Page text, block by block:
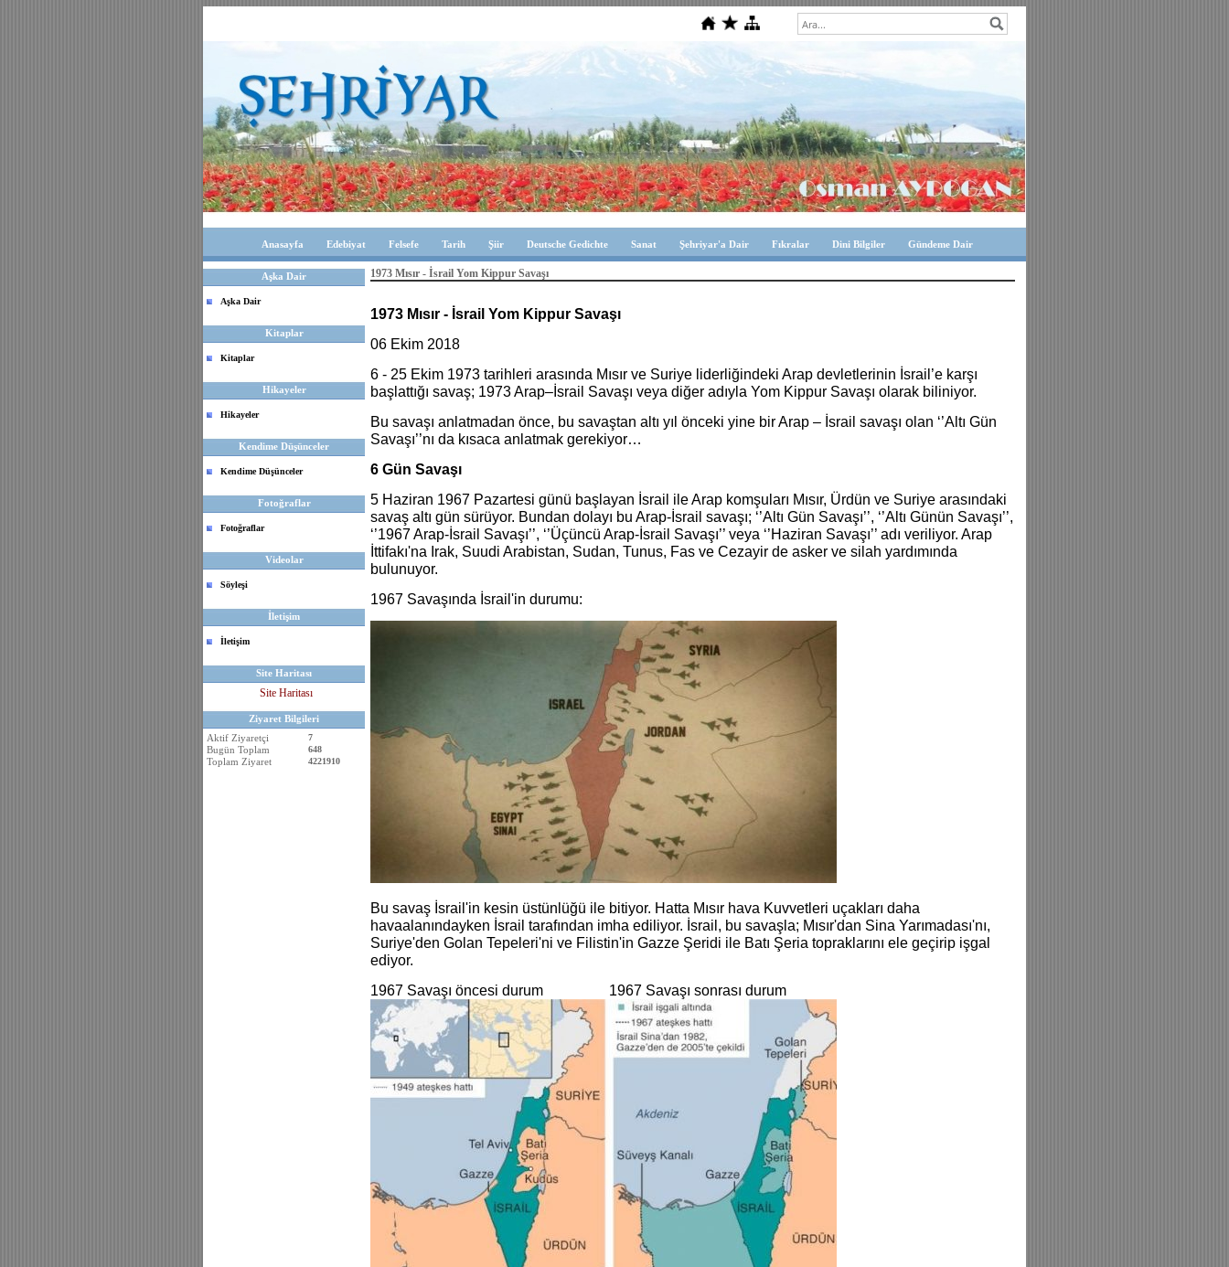
Anasayfa Edebiyat Felsefe Tarih Şiir Deutsche Gedichte Sanat Şehriyar'a Dair Fıkralar Dini Bilgiler Gündeme Dair
Aşka Dair
Aşka Dair
Kitaplar
Kitaplar
Hikayeler
Hikayeler
Kendime Düşünceler
Kendime Düşünceler
Fotoğraflar
Fotoğraflar
Videolar
Söyleşi
İletişim
İletişim
Site Haritası
Site Haritası
Ziyaret Bilgileri
Aktif Ziyaretçi
7
Bugün Toplam 648
Toplam Ziyaret 4221910
1973 Mısır - İsrail Yom Kippur Savaşı
1973 Mısır - İsrail Yom Kippur Savaşı
06 Ekim 2018
6 - 25 Ekim 1973 tarihleri arasında Mısır ve Suriye liderliğindeki Arap devletlerinin İsrail’e karşı
başlattığı savaş; 1973 Arap–İsrail Savaşı veya diğer adıyla Yom Kippur Savaşı olarak biliniyor.
Bu savaşı anlatmadan önce, bu savaştan altı yıl önceki yine bir Arap – İsrail savaşı olan ‘’Altı Gün
Savaşı’’nı da kısaca anlatmak gerekiyor…
6 Gün Savaşı
5 Haziran 1967 Pazartesi günü başlayan İsrail ile Arap komşuları Mısır, Ürdün ve Suriye arasındaki
savaş altı gün sürüyor. Bundan dolayı bu Arap-İsrail savaşı; ‘’Altı Gün Savaşı’’, ‘’Altı Günün Savaşı’’,
‘’1967 Arap-İsrail Savaşı’’, ‘’Üçüncü Arap-İsrail Savaşı’’ veya ‘’Haziran Savaşı’’ adı veriliyor. Arap
İttifakı'na Irak, Suudi Arabistan, Sudan, Tunus, Fas ve Cezayir de asker ve silah yardımında
bulunuyor.
1967 Savaşında İsrail'in durumu:
Bu savaş İsrail'in kesin üstünlüğü ile bitiyor. Hatta Mısır hava Kuvvetleri uçakları daha
havaalanındayken İsrail tarafından imha ediliyor. İsrail, bu savaşla; Mısır'dan Sina Yarımadası'nı,
Suriye'den Golan Tepeleri'ni ve Filistin'in Gazze Şeridi ile Batı Şeria topraklarını ele geçirip işgal
ediyor.
1967 Savaşı öncesi durum 1967 Savaşı sonrası durum